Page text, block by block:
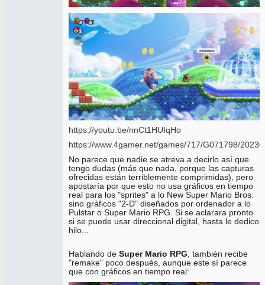
https://youtu.be/nnCt1HUIqHo
https://www.4gamer.net/games/717/G071798/
No parece que nadie se atreva a decirlo así que
tengo dudas (más que nada, porque las capturas
ofrecidas están terriblemente comprimidas), pero
apostaría por que esto no usa gráficos en tiempo
real para los "sprites" a lo New Super Mario Bros.
sino gráficos "2-D" diseñados por ordenador a lo
Pulstar o Super Mario RPG. Si se aclarara pronto
si se puede usar direccional digital, hasta le dedico
hilo...
Hablando de Super Mario RPG , también recibe
"remake" poco después, aunque este sí parece
que con gráficos en tiempo real: